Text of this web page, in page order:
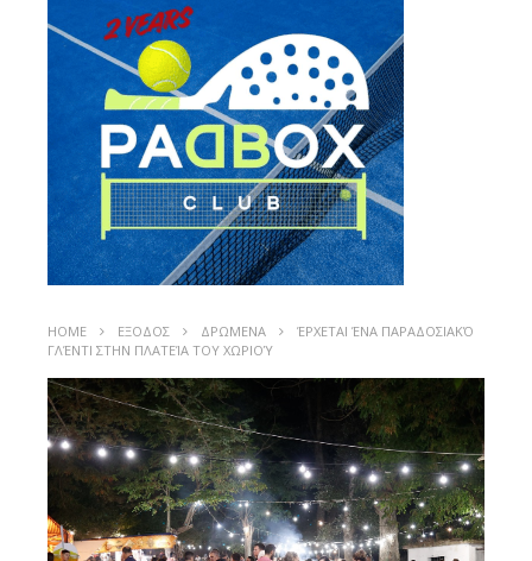
HOME ΕΞΟΔΟΣ ΔΡΩΜΕΝΑ
ΈΡΧΕΤΑΙ ΈΝΑ ΠΑΡΑΔΟΣΙΑΚΌ
ΓΛΈΝΤΙ ΣΤΗΝ ΠΛΑΤΕΊΑ ΤΟΥ ΧΩΡΙΟΎ